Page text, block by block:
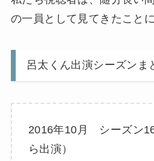
の一員として見てきたこと
呂太くん出演シーズンま
2016年10月 シーズン
ら出演）